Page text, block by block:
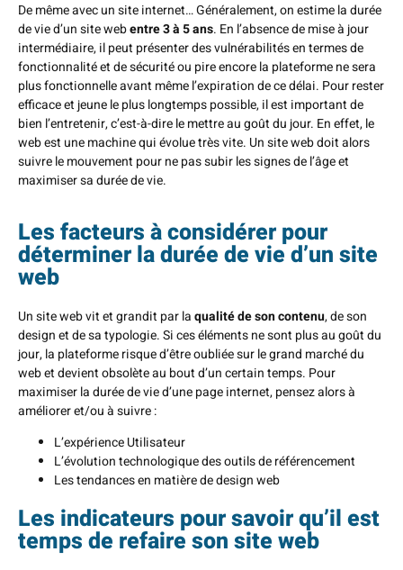
De même avec un site internet… Généralement, on estime la durée
de vie d’un site webentre 3 à 5 ans. En l’absence de mise à jour
intermédiaire, il peut présenter des vulnérabilités en termes de
fonctionnalité et de sécurité ou pire encore la plateforme ne sera
plus fonctionnelle avant même l’expiration de ce délai. Pour rester
efficace et jeune le plus longtemps possible, il est important de
bien l’entretenir, c’est-à-dire le mettre au goût du jour. En effet, le
web est une machine qui évolue très vite. Un site web doit alors
suivre le mouvement pour ne pas subir les signes de l’âge et
maximiser sa durée de vie.
Les facteurs à considérer pour
déterminer la durée de vie d’un site
web
Un site web vit et grandit par laqualité de son contenu, de son
design et de sa typologie. Si ces éléments ne sont plus au goût du
jour, la plateforme risque d’être oubliée sur le grand marché du
web et devient obsolète au bout d’un certain temps. Pour
maximiser la durée de vie d’une page internet, pensez alors à
améliorer et/ou à suivre :
L’expérience Utilisateur
L’évolution technologique des outils de référencement
Les tendances en matière de design web
Les indicateurs pour savoir qu’il est
temps de refaire son site web